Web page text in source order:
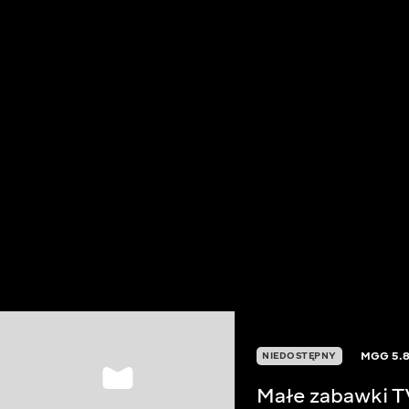
NIEDOSTĘPNY MGG5.8
Małe zabawki